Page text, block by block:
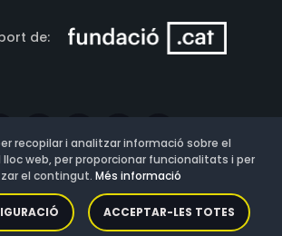
de:
Versió: 3.13.0.202607011342
recopilar i analitzar informació sobre el
lloc web, per proporcionar funcionalitats i per
el contingut. Més informació
ACCEPTAR-LES TOTES